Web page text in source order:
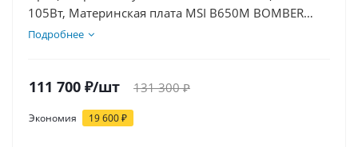
105Вт, Материнская плата MSI B650M BOMBER
WIFI, Видеокарта RTX 5050 8Гб, Память
Подробнее
111 700 ₽/шт 131 300₽
Экономия 19 600₽